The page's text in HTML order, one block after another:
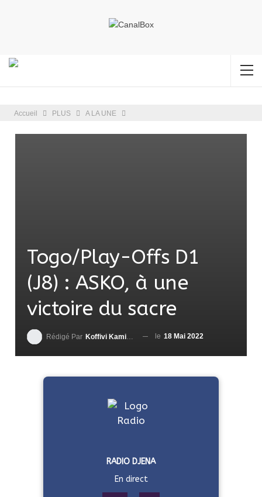
Accueil PLUS A LA UNE
Togo/Play-Offs D1
(J8) : ASKO, à une
victoire du sacre
Rédigé Par Koffivi Kami AGBETOU le 18 Mai 2022
RADIO DJENA
En direct